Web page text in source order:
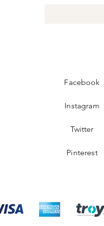
Facebook
Instagram
Twitter
Pinterest